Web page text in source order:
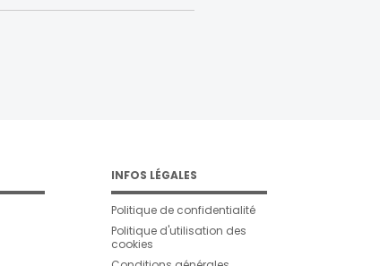
INFOS LÉGALES
Politique de confidentialité
Politique d'utilisation des
cookies